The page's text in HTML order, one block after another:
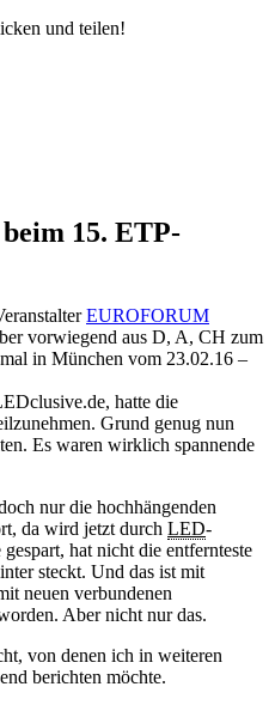
und teilen!
15. ETP-
EUROFORUM
vorwiegend aus D, A, CH zum
in München vom 23.02.16 –
hatte die
Grund genug nun
Es waren wirklich spannende
nur die hochhängenden
da wird jetzt durch LED-
hat nicht die entfernteste
steckt. Und das ist mit
neuen verbundenen
Aber nicht nur das.
von denen ich in weiteren
berichten möchte.